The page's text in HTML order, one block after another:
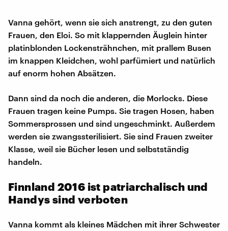
Vanna gehört, wenn sie sich anstrengt, zu den guten
Frauen, den Eloi. So mit klappernden Äuglein hinter
platinblonden Lockensträhnchen, mit prallem Busen
im knappen Kleidchen, wohl parfümiert und natürlich
auf enorm hohen Absätzen.
Dann sind da noch die anderen, die Morlocks. Diese
Frauen tragen keine Pumps. Sie tragen Hosen, haben
Sommersprossen und sind ungeschminkt. Außerdem
werden sie zwangssterilisiert. Sie sind Frauen zweiter
Klasse, weil sie Bücher lesen und selbstständig
handeln.
Finnland 2016 ist patriarchalisch und
Handys sind verboten
Vanna kommt als kleines Mädchen mit ihrer Schwester